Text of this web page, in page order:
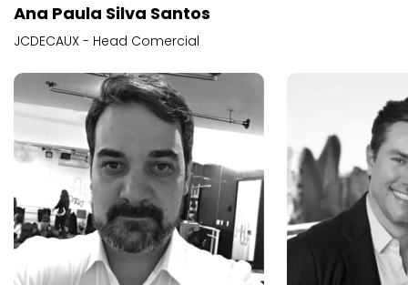
Ana Paula Silva Santos
JCDECAUX - Head Comercial